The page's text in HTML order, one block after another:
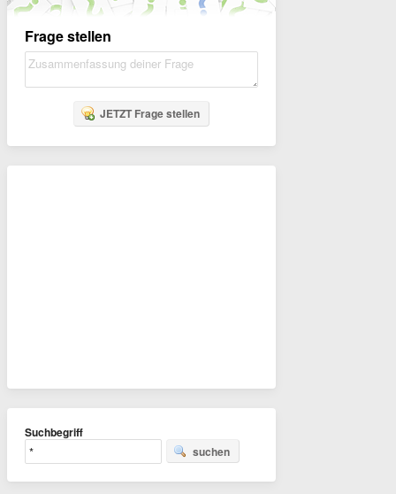
Frage stellen
JETZT Frage stellen
Suchbegriff
suchen